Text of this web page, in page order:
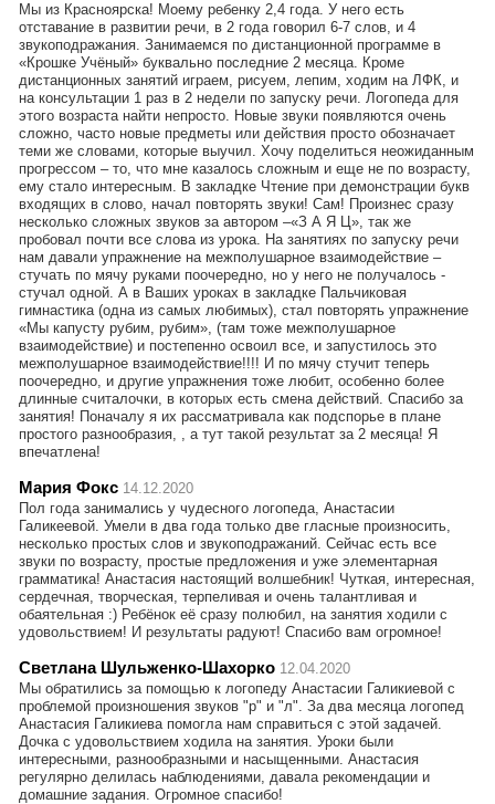
Мы из Красноярска! Моему ребенку 2,4 года. У него есть
отставание в развитии речи, в 2 года говорил 6-7 слов, и 4
звукоподражания. Занимаемся по дистанционной программе в
«Крошке Учёный» буквально последние 2 месяца. Кроме
дистанционных занятий играем, рисуем, лепим, ходим на ЛФК, и
на консультации 1 раз в 2 недели по запуску речи. Логопеда для
этого возраста найти непросто. Новые звуки появляются очень
сложно, часто новые предметы или действия просто обозначает
теми же словами, которые выучил. Хочу поделиться неожиданным
прогрессом – то, что мне казалось сложным и еще не по возрасту,
ему стало интересным. В закладке Чтение при демонстрации букв
входящих в слово, начал повторять звуки! Сам! Произнес сразу
несколько сложных звуков за автором –«З А Я Ц», так же
пробовал почти все слова из урока. На занятиях по запуску речи
нам давали упражнение на межполушарное взаимодействие –
стучать по мячу руками поочередно, но у него не получалось -
стучал одной. А в Ваших уроках в закладке Пальчиковая
гимнастика (одна из самых любимых), стал повторять упражнение
«Мы капусту рубим, рубим», (там тоже межполушарное
взаимодействие) и постепенно освоил все, и запустилось это
межполушарное взаимодействие!!!! И по мячу стучит теперь
поочередно, и другие упражнения тоже любит, особенно более
длинные считалочки, в которых есть смена действий. Спасибо за
занятия! Поначалу я их рассматривала как подспорье в плане
простого разнообразия, , а тут такой результат за 2 месяца! Я
впечатлена!
Мария Фокс 14.12.2020
Пол года занимались у чудесного логопеда, Анастасии
Галикеевой. Умели в два года только две гласные произносить,
несколько простых слов и звукоподражаний. Сейчас есть все
звуки по возрасту, простые предложения и уже элементарная
грамматика! Анастасия настоящий волшебник! Чуткая, интересная,
сердечная, творческая, терпеливая и очень талантливая и
обаятельная :) Ребёнок её сразу полюбил, на занятия ходили с
удовольствием! И результаты радуют! Спасибо вам огромное!
Светлана Шульженко-Шахорко 12.04.2020
Мы обратились за помощью к логопеду Анастасии Галикиевой с
проблемой произношения звуков "р" и "л". За два месяца логопед
Анастасия Галикиева помогла нам справиться с этой задачей.
Дочка с удовольствием ходила на занятия. Уроки были
интересными, разнообразными и насыщенными. Анастасия
регулярно делилась наблюдениями, давала рекомендации и
домашние задания. Огромное спасибо!